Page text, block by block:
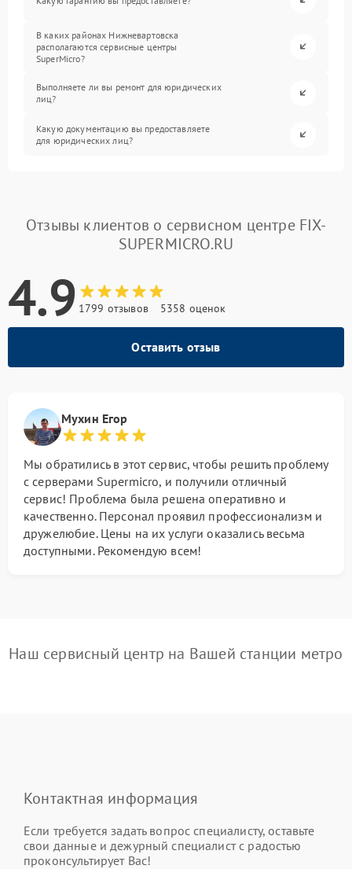
В каких районах Нижневартовска
располагаются сервисные центры
SuperMicro?
Выполняете ли вы ремонт для юридических
лиц?
Какую документацию вы предоставляете
для юридических лиц?
Отзывы клиентов о сервисном центре FIX-
SUPERMICRO.RU
4.9 1799 отзывов 5358 оценок
Оставить отзыв
Мухин Егор
Мы обратились в этот сервис, чтобы решить проблему
с серверами Supermicro, и получили отличный
сервис! Проблема была решена оперативно и
качественно. Персонал проявил профессионализм и
дружелюбие. Цены на их услуги оказались весьма
доступными. Рекомендую всем!
Наш сервисный центр на Вашей станции метро
Контактная информация
Если требуется задать вопрос специалисту, оставьте
свои данные и дежурный специалист с радостью
проконсультирует Вас!